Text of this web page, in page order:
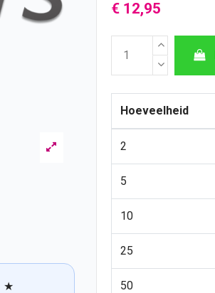
★
€ 12,95
Hoeveelheid
2
5
10
25
50